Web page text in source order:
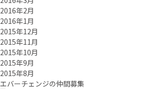
2016年2月
2016年1月
2015年12月
2015年11月
2015年10月
2015年9月
2015年8月
エバーチェ ンジの仲間募集